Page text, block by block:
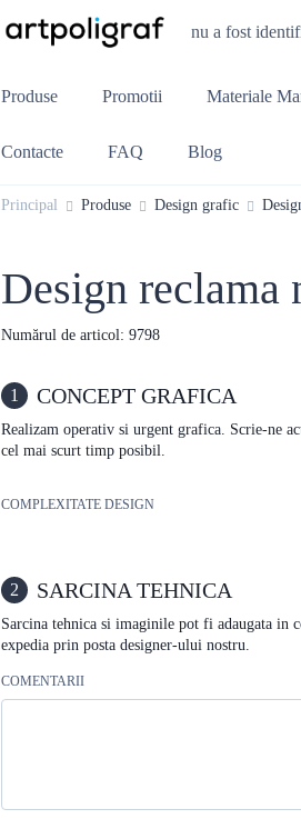
nu a fost
Produse Promotii Materiale
Contacte FAQ Blog
Principal Produse Design grafic
Design reclama
Numărul de articol: 9798
1 CONCEPT GRAFICA
Realizam operativ si urgent grafica. Scrie-ne
cel mai scurt timp posibil.
COMPLEXITATE DESIGN
2 SARCINA TEHNICA
Sarcina tehnica si imaginile pot fi adaugata in
expedia prin posta designer-ului nostru.
COMENTARII